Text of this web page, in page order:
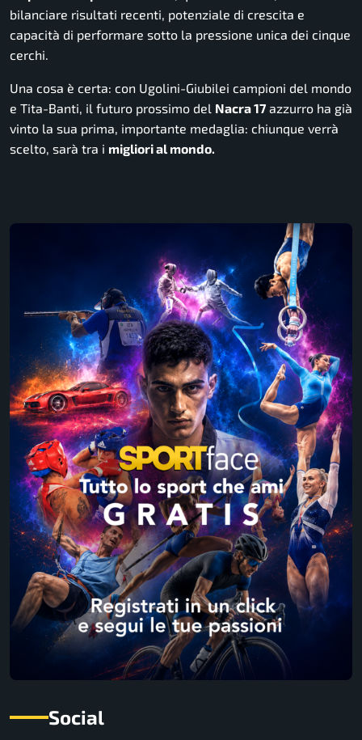
bilanciare risultati recenti, potenziale di crescita e
capacità di performare sotto la pressione unica dei cinque
cerchi.
Una cosa è certa: con Ugolini-Giubilei campioni del mondo
e Tita-Banti, il futuro prossimo del Nacra 17 azzurro ha già
vinto la sua prima, importante medaglia: chiunque verrà
scelto, sarà tra i migliori al mondo.
Social